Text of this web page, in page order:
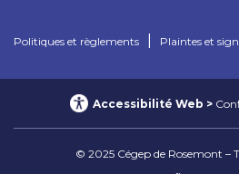
Politiques et règlements Plaintes et
© 2025 Cégep de Rosemont –
Accessibilité Web